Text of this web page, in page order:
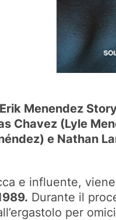
Menendez
Chavez (Lyle
e Nathan
e influente,
Durante il
per